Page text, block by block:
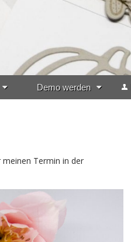
Demo werden
Termin in der